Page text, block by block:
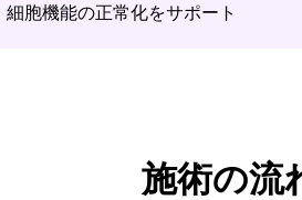
細胞機能の正常化をサポート
施術の流